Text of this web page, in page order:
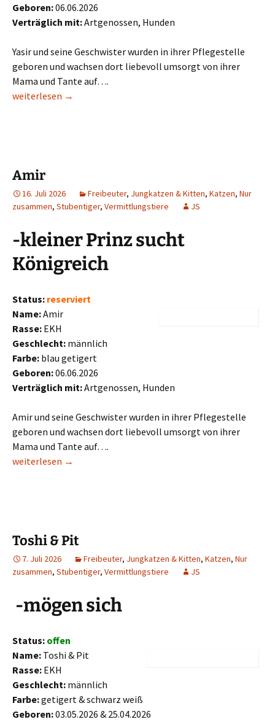
Geboren:06.06.2026
Verträglich mit:Artgenossen, Hunden
Yasir und seine Geschwister wurden in ihrer Pflegestelle
geboren und wachsen dort liebevoll umsorgt von ihrer
Mama und Tante auf….
Yasir
weiterlesen →
Amir
16. Juli 2026 Freibeuter, Jungkatzen & Kitten, Katzen, Nur
zusammen, Stubentiger, Vermittlungstiere JS
-kleiner Prinz sucht
Königreich
Status: reserviert
Name:Amir
Rasse: EKH
Geschlecht: männlich
Farbe: blau getigert
Geboren:06.06.2026
Verträglich mit:Artgenossen, Hunden
Amir und seine Geschwister wurden in ihrer Pflegestelle
geboren und wachsen dort liebevoll umsorgt von ihrer
Mama und Tante auf….
Amir
weiterlesen →
Toshi & Pit
7. Juli 2026 Freibeuter, Jungkatzen & Kitten, Katzen, Nur
zusammen, Stubentiger, Vermittlungstiere JS
-mögen sich
Status: offen
Name: Toshi & Pit
Rasse: EKH
Geschlecht: männlich
Farbe:getigert & schwarz weiß
Geboren:03.05.2026 & 25.04.2026